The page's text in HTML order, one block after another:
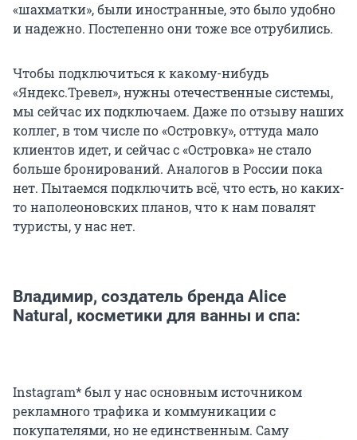
«шахматки», были иностранные, это было удобно
и надежно. Постепенно они тоже все отрубились.
Чтобы подключиться к какому-нибудь
«Яндекс.Тревел», нужны отечественные системы,
мы сейчас их подключаем. Даже по отзыву наших
коллег, в том числе по «Островку», оттуда мало
клиентов идет, и сейчас с «Островка» не стало
больше бронирований. Аналогов в России пока
нет. Пытаемся подключить всё, что есть, но каких-
то наполеоновских планов, что к нам повалят
туристы, у нас нет.
Владимир, создатель бренда Alice
Natural, косметики для ванны и спа:
Instagram* был у нас основным источником
рекламного трафика и коммуникации с
покупателями, но не единственным. Саму